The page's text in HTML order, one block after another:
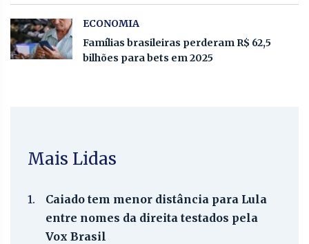
ECONOMIA
Famílias brasileiras perderam R$ 62,5
bilhões para bets em 2025
Mais Lidas
1.
Caiado tem menor distância para Lula
entre nomes da direita testados pela
Vox Brasil